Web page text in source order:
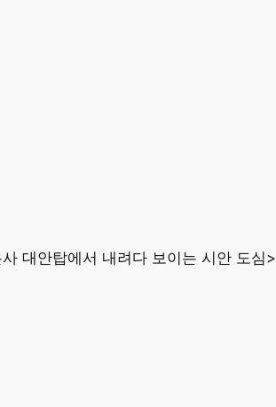
대안탑에서 내려다 보이는 시안 도심>